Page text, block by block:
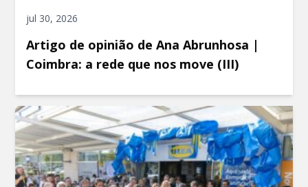
jul 30, 2026
Artigo de opinião de Ana Abrunhosa |
Coimbra: a rede que nos move (III)